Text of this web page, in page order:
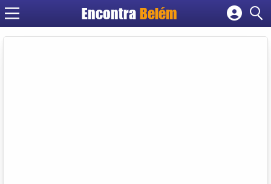
EncontraBelém
Cadastrar empresa